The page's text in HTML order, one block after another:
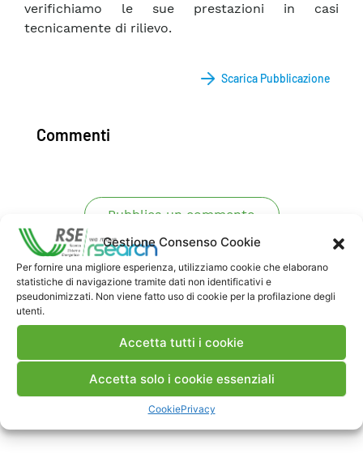
Gestione Consenso Cookie
Per fornire una migliore esperienza, utilizziamo cookie che elaborano
statistiche di navigazione tramite dati non identificativi e
pseudonimizzati. Non viene fatto uso di cookie per la profilazione degli
utenti.
Accetta tutti i cookie
Accetta solo i cookie essenziali
CookiePrivacy
verifichiamo le sue prestazioni in casi
tecnicamente di rilievo.
Scarica Pubblicazione
Commenti
Pubblica un commento
Note Legali